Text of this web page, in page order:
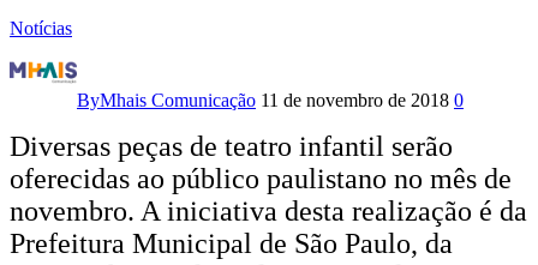
Notícias
Teatro
infantil
invade
São
Paulo
ByMhais Comunicação 11 de novembro de 2018 0
Diversas peças de teatro infantil serão
oferecidas ao público paulistano no mês de
novembro. A iniciativa desta realização é da
Prefeitura Municipal de São Paulo, da